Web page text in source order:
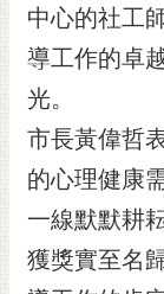
市民互動
黃
偉
哲
螢
光
花
泉
中心的社工
導工作的卓
光。
市長黃偉哲
的心理健康
一線默默耕
獲獎實至名